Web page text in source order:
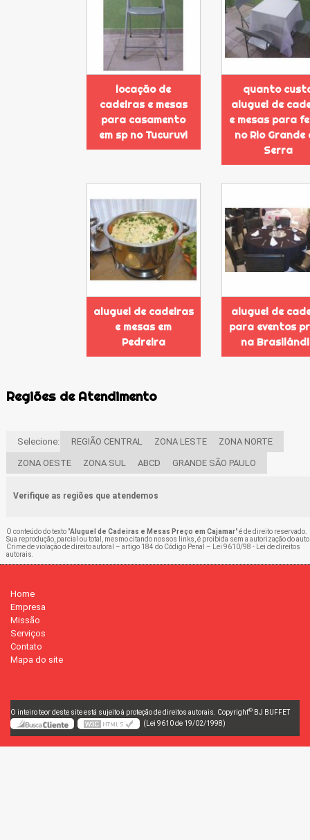
locação de
cadeiras e mesas
para casamento
em sp no Tucuruvi
quanto
aluguel de
e mesas para
no Rio Grande
Serra
aluguel de cadeiras
e mesas em
Pedreira
aluguel de
para eventos
na
Regiões de Atendimento
Selecione: REGIÃO CENTRAL ZONA LESTE ZONA NORTE
ZONA OESTE ZONA SUL ABCD GRANDE SÃO PAULO
Verifique as regiões que atendemos
O conteúdo do texto "Aluguel de Cadeiras e Mesas Preço em Cajamar" é de direito reservado.
Sua reprodução, parcial ou total, mesmo citando nossos links, é proibida sem a autorização do
Crime de violação de direito autoral – artigo 184 do Código Penal –
Lei 9610/98 - Lei de direitos
autorais
Home
Empresa
Missão
Serviços
Contato
Mapa do site
O inteiro teor deste site está sujeito à proteção de direitos autorais. Copyright© BJ BUFFET
(Lei 9610 de 19/02/1998)